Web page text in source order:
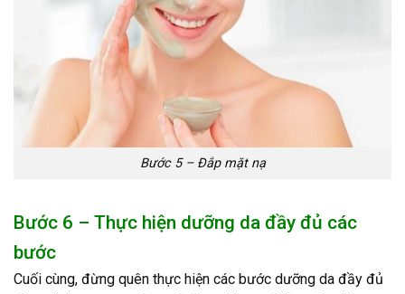
Bước 5 – Đắp mặt nạ
Bước 6 – Thực hiện dưỡng da đầy đủ các
bước
Cuối cùng, đừng quên thực hiện các bước dưỡng da đầy đủ